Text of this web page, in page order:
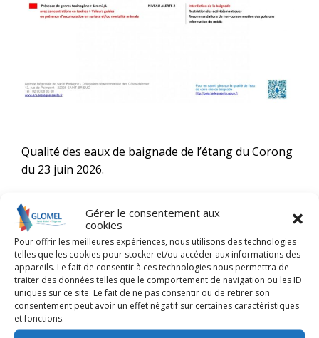
Gérer le consentement aux
cookies
Pour offrir les meilleures expériences, nous utilisons des technologies
telles que les cookies pour stocker et/ou accéder aux informations des
appareils. Le fait de consentir à ces technologies nous permettra de
traiter des données telles que le comportement de navigation ou les ID
uniques sur ce site. Le fait de ne pas consentir ou de retirer son
consentement peut avoir un effet négatif sur certaines caractéristiques
et fonctions.
Qualité des eaux de baignade de l’étang du Corong
du 23 juin 2026.
Mairie de Glomel
Précédent